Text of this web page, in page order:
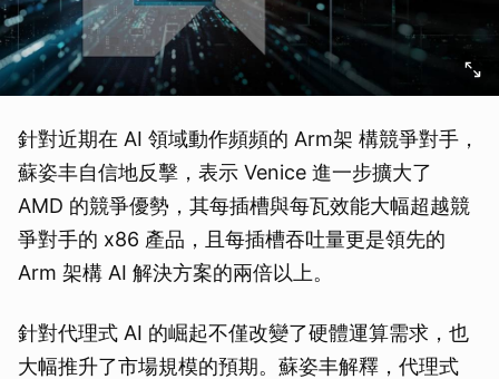
針對近期在 AI 領域動作頻頻的 Arm架 構競爭對手，
蘇姿丰自信地反擊，表示 Venice 進一步擴大了
AMD 的競爭優勢，其每插槽與每瓦效能大幅超越競
爭對手的 x86 產品，且每插槽吞吐量更是領先的
Arm 架構 AI 解決方案的兩倍以上。
針對代理式 AI 的崛起不僅改變了硬體運算需求，也
大幅推升了市場規模的預期。蘇姿丰解釋，代理式